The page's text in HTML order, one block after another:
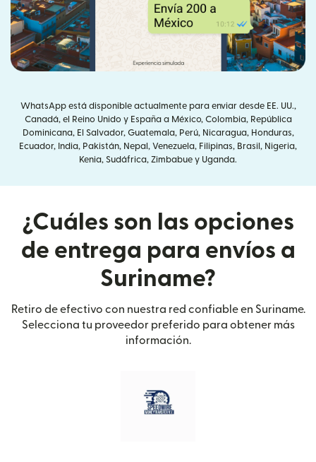
WhatsApp está disponible actualmente para enviar desde EE. UU.,
Canadá, el Reino Unido y España a México, Colombia, República
Dominicana, El Salvador, Guatemala, Perú, Nicaragua, Honduras,
Ecuador, India, Pakistán, Nepal, Venezuela, Filipinas, Brasil, Nigeria,
Kenia, Sudáfrica, Zimbabue y Uganda.
¿Cuáles son las opciones
de entrega para envíos a
Suriname?
Retiro de efectivo con nuestra red confiable en Suriname.
Selecciona tu proveedor preferido para obtener más
información.